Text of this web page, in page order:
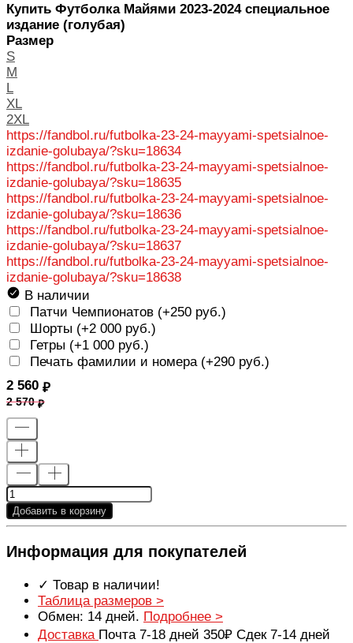
Купить Футболка Майями 2023-2024 специальное
издание (голубая)
Размер
S
M
L
XL
2XL
https://fandbol.ru/futbolka-23-24-mayyami-spetsialnoe-
izdanie-golubaya/?sku=18634
https://fandbol.ru/futbolka-23-24-mayyami-spetsialnoe-
izdanie-golubaya/?sku=18635
https://fandbol.ru/futbolka-23-24-mayyami-spetsialnoe-
izdanie-golubaya/?sku=18636
https://fandbol.ru/futbolka-23-24-mayyami-spetsialnoe-
izdanie-golubaya/?sku=18637
https://fandbol.ru/futbolka-23-24-mayyami-spetsialnoe-
izdanie-golubaya/?sku=18638
В наличии
Патчи Чемпионатов (+250 руб.)
Шорты (+2 000 руб.)
Гетры (+1 000 руб.)
Печать фамилии и номера (+290 руб.)
2 560
2 570
Добавить в корзину
Информация для покупателей
✓ Товар в наличии!
Таблица размеров >
Обмен: 14 дней. Подробнее >
Доставка Почта 7-18 дней 350₽ Сдек 7-14 дней